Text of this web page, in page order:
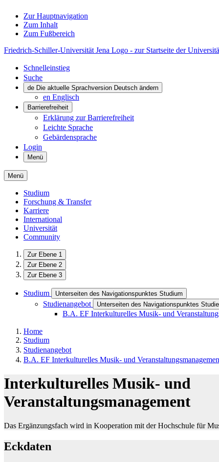
Zur Hauptnavigation
Zum Inhalt
Zum Fußbereich
Friedrich-Schiller-Universität Jena Logo - zur Startseite der
Schnelleinstieg
Suche
de Die aktuelle Sprachversion Deutsch ändern
en Englisch
Barrierefreiheit
Erklärung zur Barrierefreiheit
Leichte Sprache
Gebärdensprache
Login
Menü
Menü
Studium
Forschung & Transfer
Karriere
International
Universität
Community
Zur Ebene 1
Zur Ebene 2
Zur Ebene 3
Studium Unterseiten des Navigationspunktes Studium
Studienangebot Unterseiten des Navigationspunktes
B.A. EF Interkulturelles Musik- und
Home
Studium
Studienangebot
B.A. EF Interkulturelles Musik- und
Interkulturelles Musik- und
Veranstaltungsmanagement
Das Ergänzungsfach wird in Kooperation mit der Hochschule für
Eckdaten